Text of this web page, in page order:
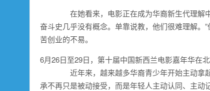
在她看来，电影正在成为华裔新生代理解
奋斗史几乎没有概念。单靠说教，他们很难理解。
苦创业的不易。
6月26日至29日，第十届中国新西兰电影嘉年华在
近年来，越来越多华裔青少年开始主动拿
承不再只是被动接受，而是年轻人主动认同、主